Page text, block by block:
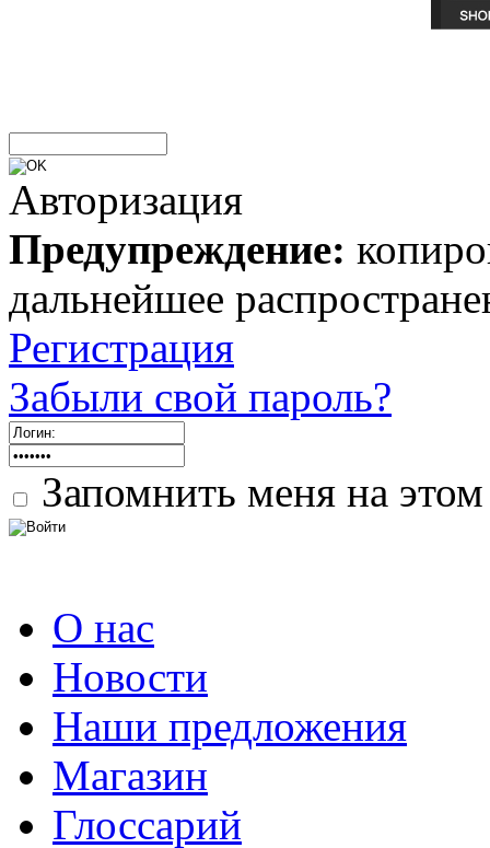
Авторизация
Предупреждение:
дальнейшее
Регистрация
Забыли свой пароль?
Запомнить меня на
О нас
Новости
Наши предложения
Магазин
Глоссарий